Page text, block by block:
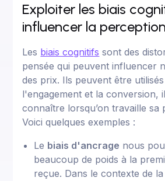
Exploiter les biais
influencer la
Les biais cognitifs sont des
pensée qui peuvent influencer
des prix. Ils peuvent être
l'engagement et la conversion,
connaître lorsqu’on travaille sa
Voici quelques exemples :
Le biais d'ancrage nous
beaucoup de poids à la
reçue. Dans le contexte de